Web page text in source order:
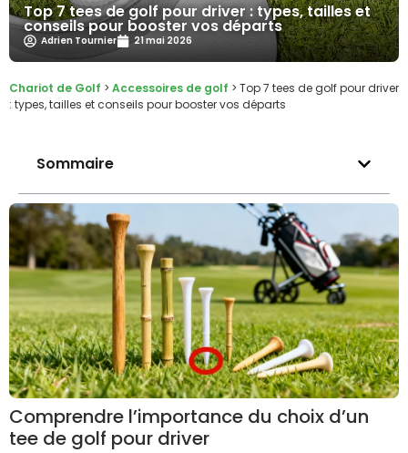
Top 7 tees de golf pour driver : types, tailles et
conseils pour booster vos départs
Adrien Tournier 21 mai 2026
Chariot de Golf > Accessoires de golf > Top 7 tees de golf pour driver
: types, tailles et conseils pour booster vos départs
Sommaire
Comprendre l’importance du choix d’un
tee de golf pour driver